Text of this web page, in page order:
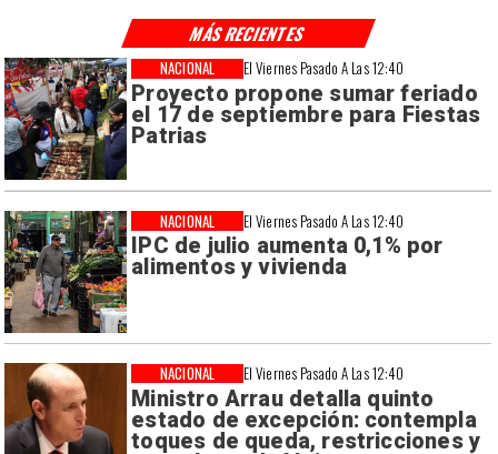
El Viernes Pasado A Las 12:40
Proyecto propone sumar feriado
el 17 de septiembre para Fiestas
Patrias
NACIONAL
El Viernes Pasado A Las 12:40
IPC de julio aumenta 0,1% por
alimentos y vivienda
NACIONAL
El Viernes Pasado A Las 12:40
Ministro Arrau detalla quinto
estado de excepción: contempla
toques de queda, restricciones y
NACIONAL
MÁS RECIENTES